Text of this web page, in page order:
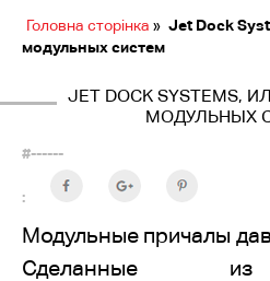
Головна сторінка » Jet Dock
модульных систем
JET DOCK
МОДУЛЬНЫХ
#------
:
Модульные причалы
Сделанные из